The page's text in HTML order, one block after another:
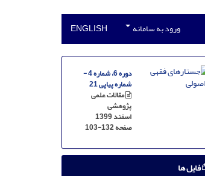
ورود به سامانه ENGLISH
دوره 6، شماره 4 -
شماره پیاپی 21
مقالات علمی
پژوهشی
اسفند 1399
صفحه103-132
فایل ها